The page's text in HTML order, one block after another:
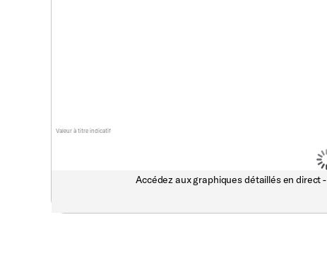
Valeur à titre indicatif
Accédez aux graphiques détaillés en direct -